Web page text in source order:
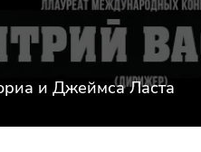
и Джеймса Ласта